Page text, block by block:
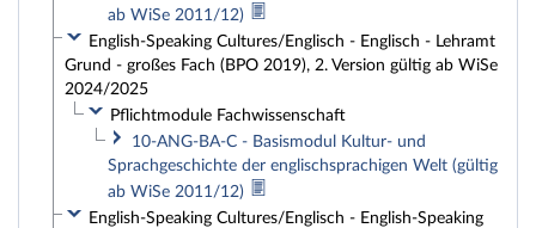
ab WiSe 2011/12)
English-Speaking Cultures/Englisch - Englisch - Lehramt
Grund - großes Fach (BPO 2019), 2. Version gültig ab WiSe
2024/2025
Pflichtmodule Fachwissenschaft
10-ANG-BA-C - Basismodul Kultur- und
Sprachgeschichte der englischsprachigen Welt (gültig
ab WiSe 2011/12)
English-Speaking Cultures/Englisch - English-Speaking